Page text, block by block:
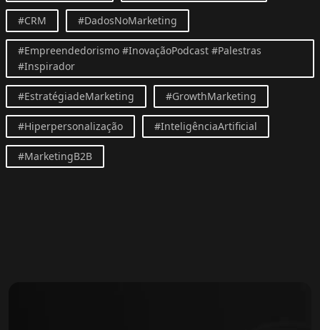
#CRM #DadosNoMarketing
#Empreendedorismo #InovaçãoPodcast #Palestras
#Inspirador
#EstratégiadeMarketing #GrowthMarketing
#Hiperpersonalização #InteligênciaArtificial
#MarketingB2B